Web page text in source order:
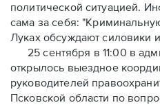
политической ситуацией.
сама за себя:
Луках обсуждают силовики
25 сентября в 11:00 в
открылось выездное
руководителей
Псковской области по